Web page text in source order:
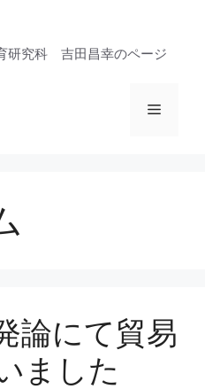
研究科 吉田昌幸のページ
メ
論にて貿易
ました